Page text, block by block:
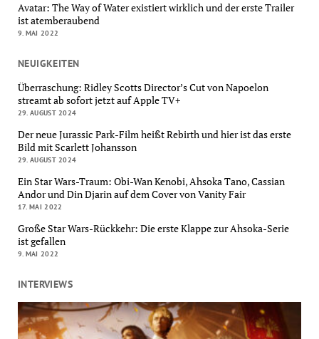
Avatar: The Way of Water existiert wirklich und der erste Trailer
ist atemberaubend
9. MAI 2022
NEUIGKEITEN
Überraschung: Ridley Scotts Director’s Cut von Napoelon
streamt ab sofort jetzt auf Apple TV+
29. AUGUST 2024
Der neue Jurassic Park-Film heißt Rebirth und hier ist das erste
Bild mit Scarlett Johansson
29. AUGUST 2024
Ein Star Wars-Traum: Obi-Wan Kenobi, Ahsoka Tano, Cassian
Andor und Din Djarin auf dem Cover von Vanity Fair
17. MAI 2022
Große Star Wars-Rückkehr: Die erste Klappe zur Ahsoka-Serie
ist gefallen
9. MAI 2022
INTERVIEWS